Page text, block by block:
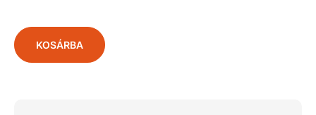
KOSÁRBA